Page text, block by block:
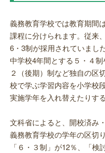
義務教育学校では教育期間
課程に分けられます。従来
6・3制が採用されていまし
中学校4年間とする５・４
２（後期）制など独自の区
校で学ぶ学習内容を小学校
実施学年を入れ替えたりす
文科省によると、開校済み
義務教育学校の学年の区切
「６・３制」が12％、「